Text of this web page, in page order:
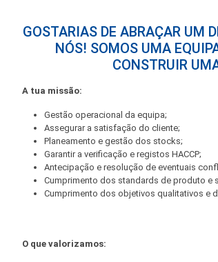
GOSTARIAS DE ABRAÇAR UM
NÓS! SOMOS UMA
CONSTRUIR
A tua missão:
Gestão operacional da equipa;
Assegurar a satisfação do cliente;
Planeamento e gestão dos stocks;
Garantir a verificação e registos HACCP;
Antecipação e resolução de eventuais
Cumprimento dos standards de produto e
Cumprimento dos objetivos qualitativos e
O que valorizamos: